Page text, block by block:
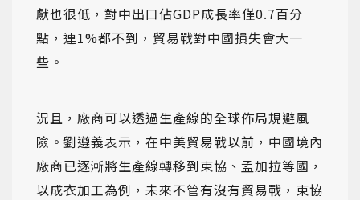
獻也很低，對中出口佔GDP成長率僅0.7百分
點，連1%都不到，貿易戰對中國損失會大一
些。
況且，廠商可以透過生產線的全球佈局規避風
險。劉遵義表示，在中美貿易戰以前，中國境內
廠商已逐漸將生產線轉移到東協、孟加拉等國，
以成衣加工為例，未來不管有沒有貿易戰，東協